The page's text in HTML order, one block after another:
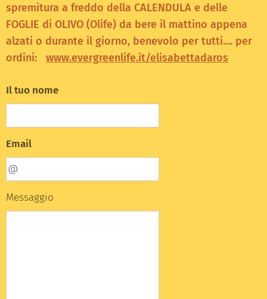
spremitura a freddo della CALENDULA e delle
FOGLIE di OLIVO (Olife) da bere il mattino appena
alzati o durante il giorno, benevolo per tutti.... per
ordini: www.evergreenlife.it/elisabettadaros
Il tuo nome
Email
Messaggio